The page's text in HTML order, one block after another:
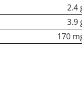
2.4
3.9
170